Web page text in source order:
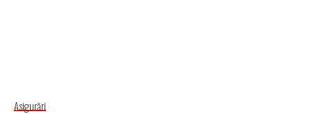
Asigurări